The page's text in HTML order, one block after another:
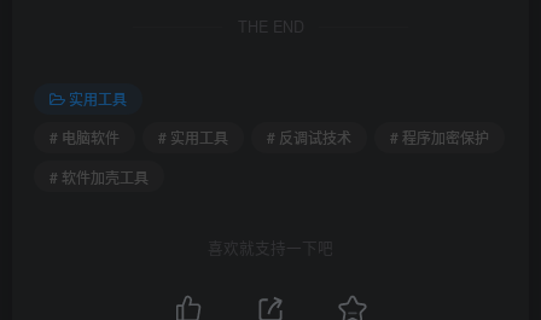
THE END
实用工具
# 电脑软件
# 实用工具 # 反调试技术
# 程序加密保护
# 软件加壳工具
喜欢就支持一下吧